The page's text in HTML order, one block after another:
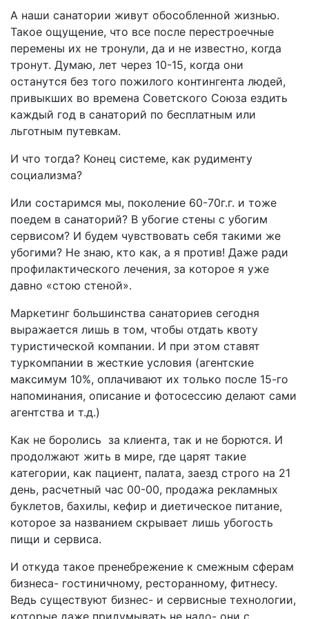
А наши санатории живут обособленной жизнью.
Такое ощущение, что все после перестроечные
перемены их не тронули, да и не известно, когда
тронут. Думаю, лет через 10-15, когда они
останутся без того пожилого контингента людей,
привыкших во времена Советского Союза ездить
каждый год в санаторий по бесплатным или
льготным путевкам.
И что тогда? Конец системе, как рудименту
социализма?
Или состаримся мы, поколение 60-70г.г. и тоже
поедем в санаторий? В убогие стены с убогим
сервисом? И будем чувствовать себя такими же
убогими? Не знаю, кто как, а я против! Даже ради
профилактического лечения, за которое я уже
давно «стою стеной».
Маркетинг большинства санаториев сегодня
выражается лишь в том, чтобы отдать квоту
туристической компании. И при этом ставят
туркомпании в жесткие условия (агентские
максимум 10%, оплачивают их только после 15-го
напоминания, описание и фотосессию делают сами
агентства и т.д.)
Как не боролись за клиента, так и не борются. И
продолжают жить в мире, где царят такие
категории, как пациент, палата, заезд строго на 21
день, расчетный час 00-00, продажа рекламных
буклетов, бахилы, кефир и диетическое питание,
которое за названием скрывает лишь убогость
пищи и сервиса.
И откуда такое пренебрежение к смежным сферам
бизнеса- гостиничному, ресторанному, фитнесу.
Ведь существуют бизнес- и сервисные технологии,
которые даже придумывать не надо- они с